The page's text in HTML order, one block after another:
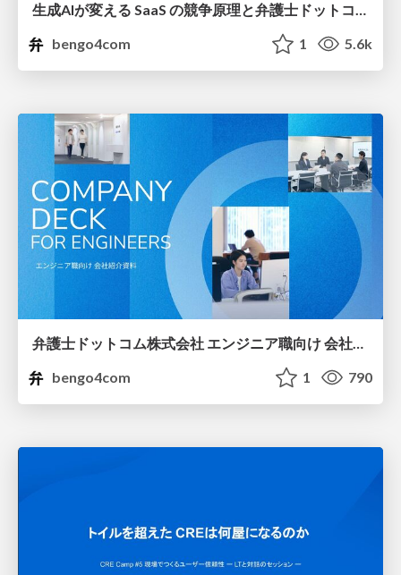
生成AIが変える SaaS の競争原理と弁護士ドットコムのプロダクト戦略
bengo4com
1 5.6k
bengo4com
1 790